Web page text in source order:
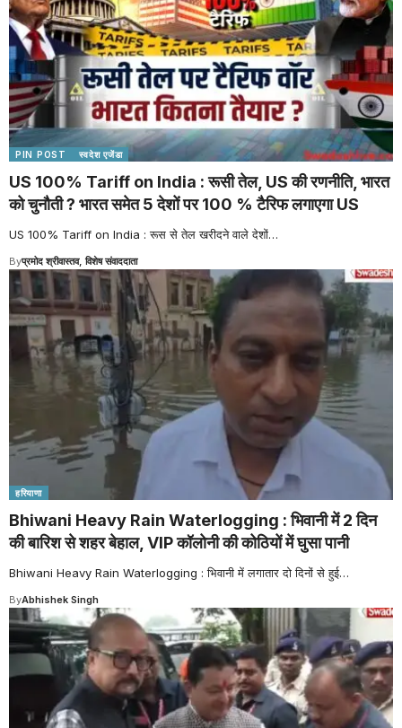
PIN POST स्वदेश एजेंडा
US 100% Tariff on India : रूसी तेल, US की रणनीति, भारत
को चुनौती ? भारत समेत 5 देशों पर 100 % टैरिफ लगाएगा US
US 100% Tariff on India : रूस से तेल खरीदने वाले देशों…
Byप्रमोद श्रीवास्तव, विशेष संवाददाता
हरियाणा
Bhiwani Heavy Rain Waterlogging : भिवानी में 2 दिन
की बारिश से शहर बेहाल, VIP कॉलोनी की कोठियों में घुसा पानी
Bhiwani Heavy Rain Waterlogging : भिवानी में लगातार दो दिनों से हुई…
ByAbhishek Singh